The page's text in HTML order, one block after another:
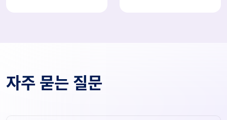
자주 묻는 질문